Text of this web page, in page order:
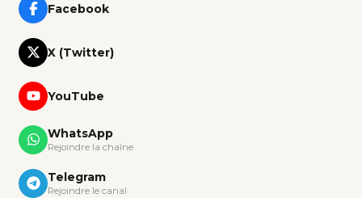
Facebook
X (Twitter)
YouTube
WhatsApp
Rejoindre la chaîne
Telegram
Rejoindre le canal